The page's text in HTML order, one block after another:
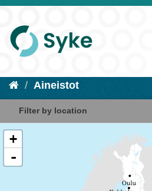
Aineistot
Filter by location
+
-